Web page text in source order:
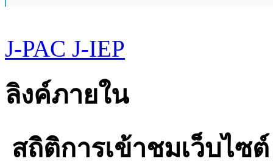
J-PAC J-IEP
ลิงค์ภายใน
สถิติการเข้าชมเว็บไซต์